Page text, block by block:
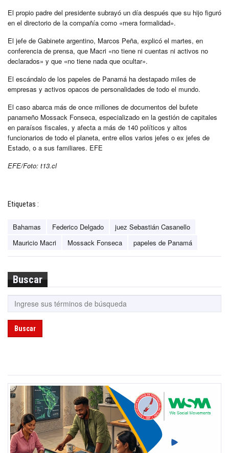
El propio padre del presidente subrayó un día después que su hijo figuró
en el directorio de la compañía como «mera formalidad».
El jefe de Gabinete argentino, Marcos Peña, explicó el martes, en
conferencia de prensa, que Macri «no tiene ni cuentas ni activos no
declarados» y que «no tiene nada que ocultar».
El escándalo de los papeles de Panamá ha destapado miles de
empresas y activos opacos de personalidades de todo el mundo.
El caso abarca más de once millones de documentos del bufete
panameño Mossack Fonseca, especializado en la gestión de capitales
en paraísos fiscales, y afecta a más de 140 políticos y altos
funcionarios de todo el planeta, entre ellos varios jefes o ex jefes de
Estado, o a sus familiares. EFE
EFE/Foto: t13.cl
Etiquetas :
Bahamas Federico Delgado
juez Sebastián Casanello
Mauricio Macri
Mossack Fonseca papeles de Panamá
Buscar
Buscar